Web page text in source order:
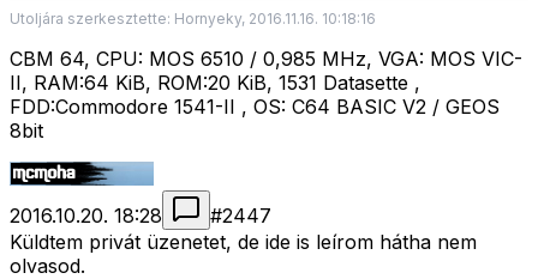
Utoljára szerkesztette: Hornyeky, 2016.11.16. 10:18:16
CBM 64, CPU: MOS 6510 / 0,985 MHz, VGA: MOS VIC-
II, RAM:64 KiB, ROM:20 KiB, 1531 Datasette ,
FDD:Commodore 1541-II , OS: C64 BASIC V2 / GEOS
8bit
2016.10.20. 18:28 #2447
Küldtem privát üzenetet, de ide is leírom hátha nem
olvasod.